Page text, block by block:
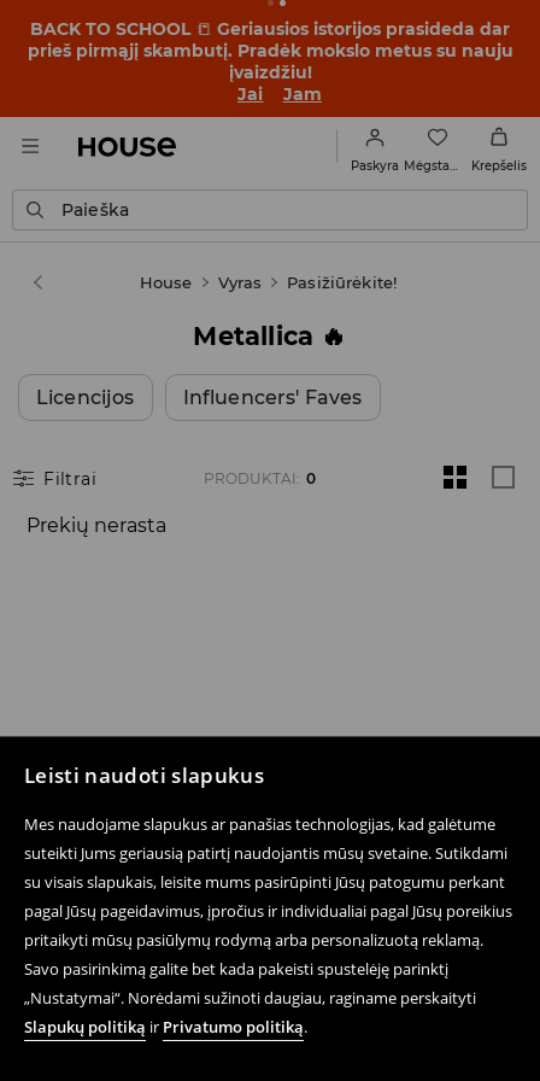
Leisti naudoti slapukus
Mes naudojame slapukus ar panašias technologijas, kad galėtume
suteikti Jums geriausią patirtį naudojantis mūsų svetaine. Sutikdami
su visais slapukais, leisite mums pasirūpinti Jūsų patogumu perkant
pagal Jūsų pageidavimus, įpročius ir individualiai pagal Jūsų poreikius
pritaikyti mūsų pasiūlymų rodymą arba personalizuotą reklamą.
Savo pasirinkimą galite bet kada pakeisti spustelėję parinktį
„Nustatymai“. Norėdami sužinoti daugiau, raginame perskaityti
Slapukų politiką ir Privatumo politiką.
BACK TO SCHOOL 📒 Geriausios istorijos prasideda dar
prieš pirmąjį skambutį. Pradėk mokslo metus su nauju
įvaizdžiu!
Jai
Jam
Paskyra Krepšelis
Paieška
House Vyras Pasižiūrėkite!
Metallica 🔥
Licencijos Influencers' Faves
Filtrai PRODUKTAI : 0
Prekių nerasta
Sekite mus
Pagalba ir Kontaktai
E-parduotuvė